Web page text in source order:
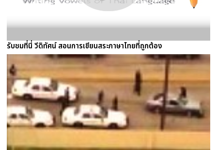
รับชมที่นี่ วีดิทัศน์ สอนการเขียนสระภาษาไทยที่ถูกต้อง